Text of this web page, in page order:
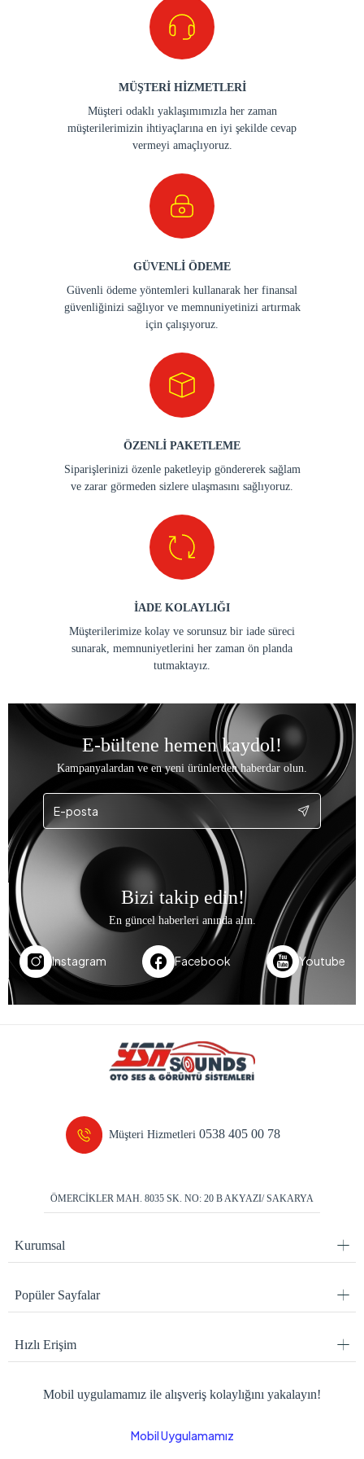
MÜŞTERİ HİZMETLERİ
Müşteri odaklı yaklaşımımızla her zaman
müşterilerimizin ihtiyaçlarına en iyi şekilde cevap
vermeyi amaçlıyoruz.
GÜVENLİ ÖDEME
Güvenli ödeme yöntemleri kullanarak her finansal
güvenliğinizi sağlıyor ve memnuniyetinizi artırmak
için çalışıyoruz.
ÖZENLİ PAKETLEME
Siparişlerinizi özenle paketleyip göndererek sağlam
ve zarar görmeden sizlere ulaşmasını sağlıyoruz.
İADE KOLAYLIĞI
Müşterilerimize kolay ve sorunsuz bir iade süreci
sunarak, memnuniyetlerini her zaman ön planda
tutmaktayız.
E-bültene hemen kaydol!
Kampanyalardan ve en yeni ürünlerden haberdar olun.
Bizi takip edin!
En güncel haberleri anında alın.
Instagram Facebook Youtube
Müşteri Hizmetleri0538 405 00 78
ÖMERCİKLER MAH. 8035 SK. NO: 20 B AKYAZI/ SAKARYA
Kurumsal
Popüler Sayfalar
Hızlı Erişim
Mobil uygulamamız ile alışveriş kolaylığını yakalayın!
Mobil Uygulamamız